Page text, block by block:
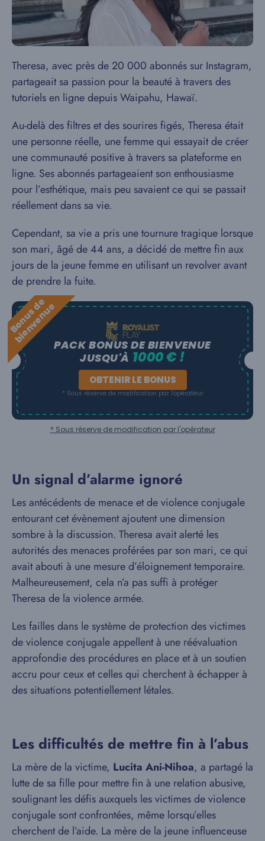
Theresa, avec près de 20 000 abonnés sur Instagram,
partageait sa passion pour la beauté à travers des
tutoriels en ligne depuis Waipahu, Hawaï.
Au-delà des filtres et des sourires figés, Theresa était
une personne réelle, une femme qui essayait de créer
une communauté positive à travers sa plateforme en
ligne. Ses abonnés partageaient son enthousiasme
pour l’esthétique, mais peu savaient ce qui se passait
réellement dans sa vie.
Cependant, sa vie a pris une tournure tragique lorsque
son mari, âgé de 44 ans, a décidé de mettre fin aux
jours de la jeune femme en utilisant un revolver avant
de prendre la fuite.
B
o
n
u
s
d
e
b
i
e
n
v
e
n
u
ePACK BONUS DE BIENVENUE
JUSQU'À 1000 € !
OBTENIR LE BONUS
* Sous réserve de modification par l'opérateur
* Sous réserve de modification par l'opérateur
Un signal d’alarme ignoré
Les antécédents de menace et de violence conjugale
entourant cet évènement ajoutent une dimension
sombre à la discussion. Theresa avait alerté les
autorités des menaces proférées par son mari, ce qui
avait abouti à une mesure d’éloignement temporaire.
Malheureusement, cela n’a pas suffi à protéger
Theresa de la violence armée.
Les failles dans le système de protection des victimes
de violence conjugale appellent à une réévaluation
approfondie des procédures en place et à un soutien
accru pour ceux et celles qui cherchent à échapper à
des situations potentiellement létales.
Les difficultés de mettre fin à l’abus
La mère de la victime, Lucita Ani-Nihoa, a partagé la
lutte de sa fille pour mettre fin à une relation abusive,
soulignant les défis auxquels les victimes de violence
conjugale sont confrontées, même lorsqu’elles
cherchent de l’aide. La mère de la jeune influenceuse